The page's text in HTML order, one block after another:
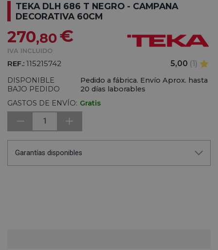
TEKA DLH 686 T NEGRO - CAMPANA
DECORATIVA 60CM
270,80€
IVA INCLUIDO
REF.: 115215742 5,00 (1)
DISPONIBLE
BAJO PEDIDO
Pedido a fábrica. Envío Aprox. hasta
20 días laborables
GASTOS DE ENVÍO: Gratis
1
Garantías disponibles